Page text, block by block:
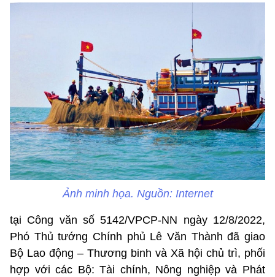
Ảnh minh họa. Nguồn: Internet
tại Công văn số 5142/VPCP-NN ngày 12/8/2022,
Phó Thủ tướng Chính phủ Lê Văn Thành đã giao
Bộ Lao động – Thương binh và Xã hội chủ trì, phối
hợp với các Bộ: Tài chính, Nông nghiệp và Phát